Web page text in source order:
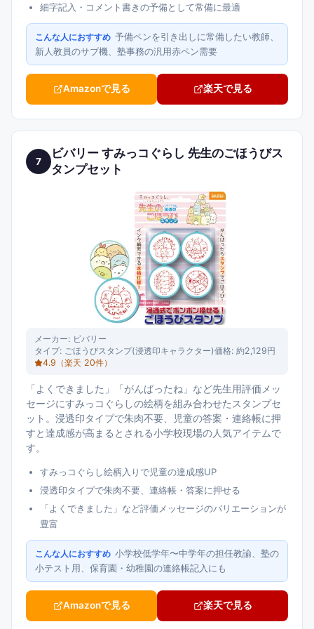
細字記入・コメント書きの予備として常備に最適
こんな人におすすめ 予備ペンを引き出しに常備したい教師、
新人教員のサブ機、塾事務の汎用赤ペン需要
Amazonで見る 楽天で見る
7
ビバリー すみっコぐらし 先生のごほうびス
タンプセット
メーカー: ビバリー
タイプ: ごほうびスタンプ(浸透印キャラクター)価格: 約2,129円
4.9 （楽天 20件）
「よくできました」「がんばったね」など先生用評価メッ
セージにすみっコぐらしの絵柄を組み合わせたスタンプセ
ット。浸透印タイプで朱肉不要、児童の答案・連絡帳に押
すと達成感が高まるとされる小学校現場の人気アイテムで
す。
すみっコぐらし絵柄入りで児童の達成感UP
浸透印タイプで朱肉不要、連絡帳・答案に押せる
「よくできました」など評価メッセージのバリエーションが
豊富
こんな人におすすめ 小学校低学年〜中学年の担任教諭、塾の
小テスト用、保育園・幼稚園の連絡帳記入にも
Amazonで見る 楽天で見る